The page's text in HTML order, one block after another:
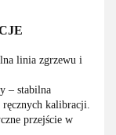
linia zgrzewu i
– stabilna
kalibracji.
przejście w